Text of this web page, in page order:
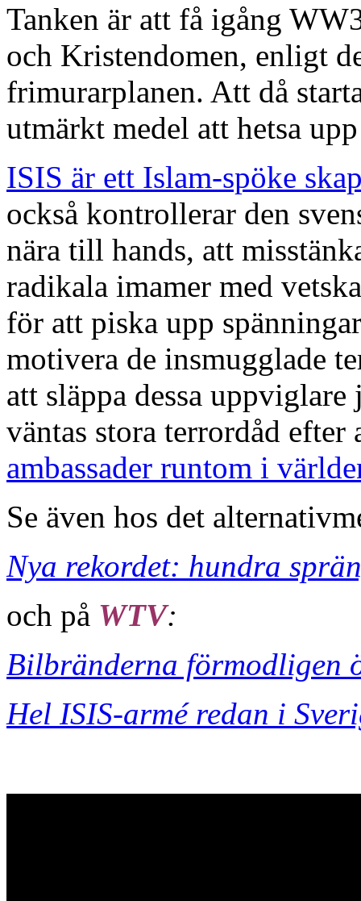
Tanken är att få igång
och Kristendomen, enligt
frimurarplanen. Att då
utmärkt medel att hetsa
ISIS är ett Islam-spöke
också kontrollerar den
nära till hands, att
radikala imamer med
för att piska upp
motivera de insmugglade
att släppa dessa
väntas stora terrordåd efter
ambassader runtom i
Se även hos det
Nya rekordet: hundra
och på WTV:
Bilbränderna förmodligen
Hel ISIS-armé redan i